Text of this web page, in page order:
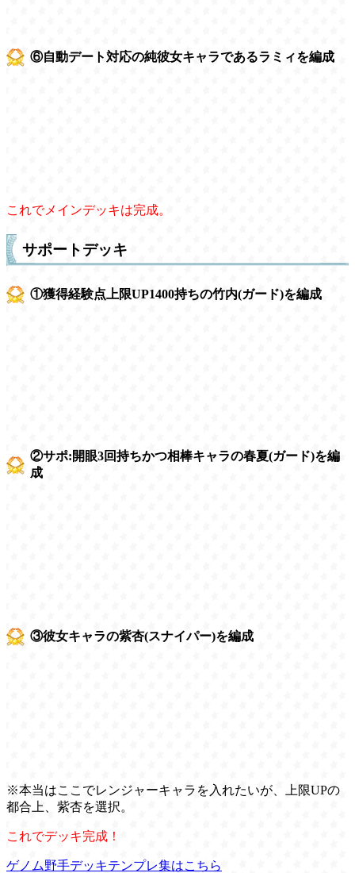
⑥自動デート対応の純彼女キャラであるラミィを編成
これでメインデッキは完成。
サポートデッキ
①獲得経験点上限UP1400持ちの竹内(ガード)を編成
②サポ:開眼3回持ちかつ相棒キャラの春夏(ガード)を編
成
③彼女キャラの紫杏(スナイパー)を編成
※本当はここでレンジャーキャラを入れたいが、上限UPの
都合上、紫杏を選択。
これでデッキ完成！
ゲノム野手デッキテンプレ集はこちら